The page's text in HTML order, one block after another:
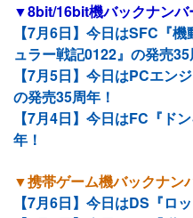
▼8bit/16bit機バックナン
【7月6日】今日はSFC『
ュラー戦記0122』の発売35
【7月5日】今日はPCエン
の発売35周年！
【7月4日】今日はFC『ド
年！
▼携帯ゲーム機バックナン
【7月6日】今日はDS『ロ